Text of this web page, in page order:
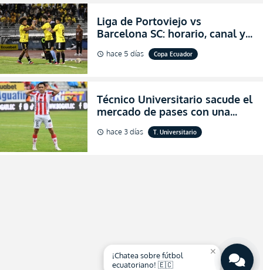
Liga de Portoviejo vs
Barcelona SC: horario, canal y
dónde ver EN VIVO los octavos
de final de la Copa Ecuador
schedule hace 5 días Copa Ecuador
Técnico Universitario sacude el
mercado de pases con una
verdadera revolución para
asegurar la permanencia
schedule hace 3 días T. Universitario
close
¡Chatea sobre fútbol
ecuatoriano! 🇪🇨